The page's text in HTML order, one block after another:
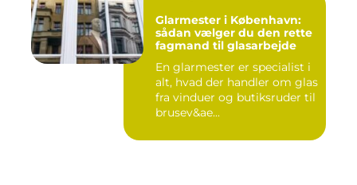
Glarmester i København:
sådan vælger du den rette
fagmand til glasarbejde
En glarmester er specialist i
alt, hvad der handler om glas
fra vinduer og butiksruder til
brusev&ae...